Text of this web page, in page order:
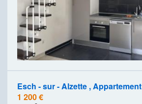
Esch - sur - Alzette , Appartement
1 200 €